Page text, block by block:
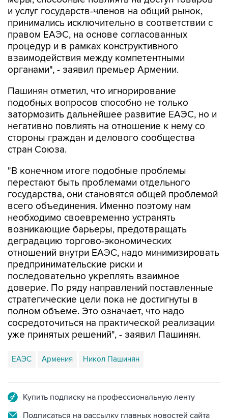
правом ЕАЭС, на основе согласованных
процедур и в рамках конструктивного
взаимодействия между компетентными
органами", - заявил премьер Армении.
Пашинян отметил, что игнорирование
затормозить дальнейшее развитие ЕАЭС, но и
негативно повлиять на отношение к нему со
стороны граждан и делового сообщества
стран Союза.
"В конечном итоге подобные проблемы
государства, они становятся общей проблемой
всего объединения. Именно поэтому нам
необходимо своевременно устранять
возникающие барьеры, предотвращать
деградацию торгово-экономических
отношений внутри ЕАЭС, надо минимизировать
предпринимательские риски и
последовательно укреплять взаимное
доверие. По ряду направлений поставленные
стратегические цели пока не достигнуты в
полном объеме. Это означает, что надо
сосредоточиться на практической реализации
уже принятых решений", - заявил Пашинян.
ЕАЭС Армения Никол Пашинян
Подписаться на рассылку главных новостей сайта
Получать оперативные новости в официальном